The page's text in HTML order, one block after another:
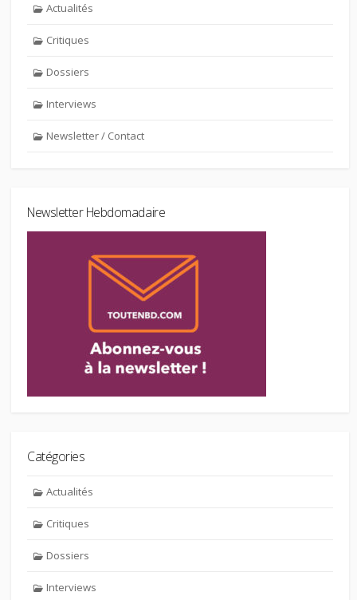
Actualités
Critiques
Dossiers
Interviews
Newsletter / Contact
Newsletter Hebdomadaire
Catégories
Actualités
Critiques
Dossiers
Interviews